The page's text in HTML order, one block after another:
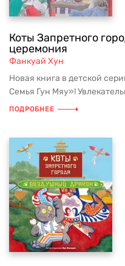
Коты Запретного
церемония
Фанкуай Хун
Новая книга в детской
Семья Гун Мяу»!
ПОДРОБНЕЕ